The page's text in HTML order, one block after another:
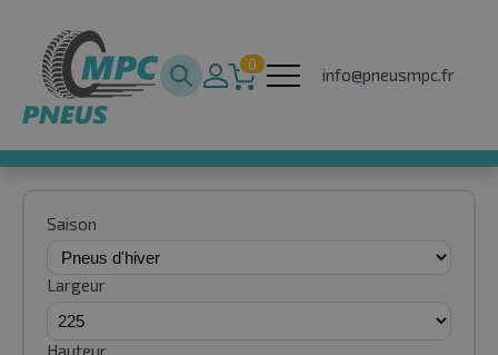
0
info@pneusmpc.fr
Saison
Largeur
Hauteur